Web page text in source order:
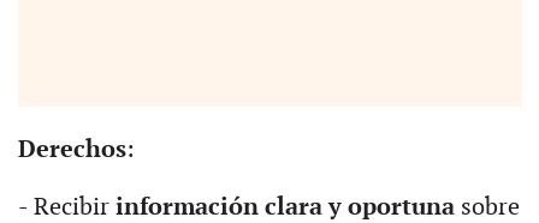
Derechos:
- Recibir información clara y oportuna sobre